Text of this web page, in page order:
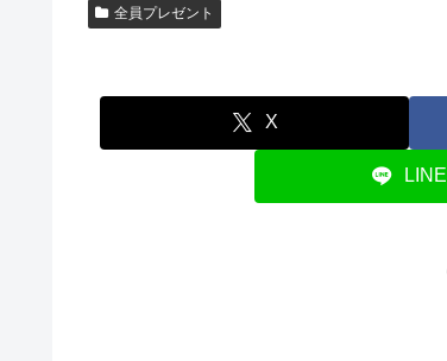
全員プレゼント
X
LINE